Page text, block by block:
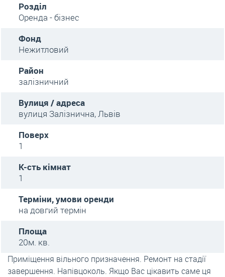
Розділ
Оренда - бізнес
Фонд
Нежитловий
Район
залізничний
Вулиця / адреса
вулиця Залізнична, Львів
Поверх
1
К-сть кімнат
1
Терміни, умови оренди
на довгий термін
Площа
20м. кв.
Приміщення вільного призначення. Ремонт на стадії
завершення. Напівцоколь. Якщо Вас цікавить саме ця